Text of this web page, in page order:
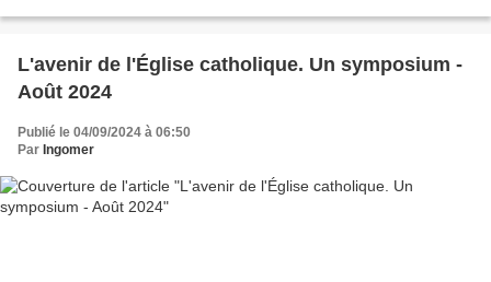
L'avenir de l'Église catholique. Un symposium -
Août 2024
Publié le 04/09/2024 à 06:50
Par Ingomer